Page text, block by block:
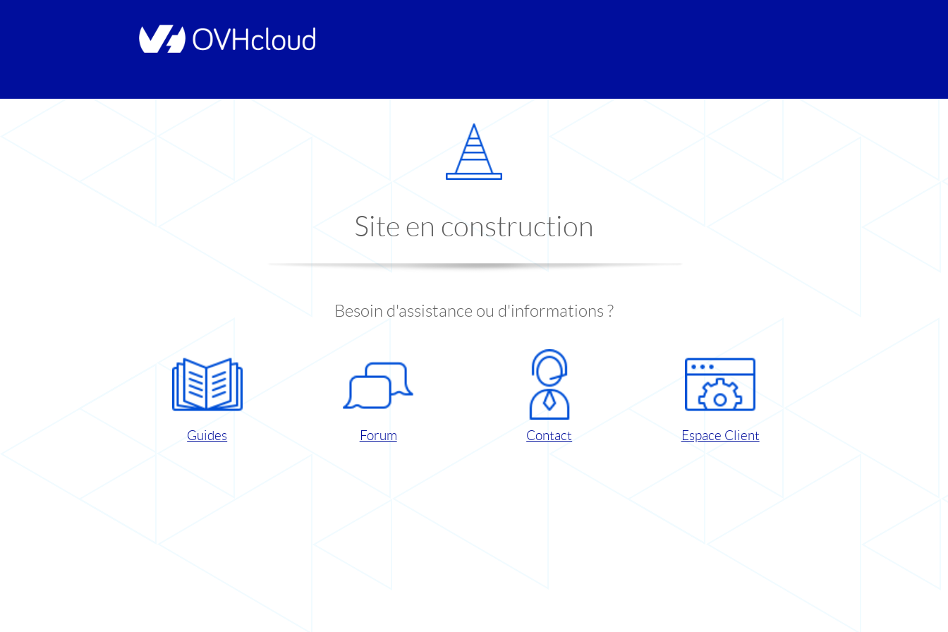
Site en construction
Besoin d'assistance ou d'informations ?
Guides Forum Contact Espace Client